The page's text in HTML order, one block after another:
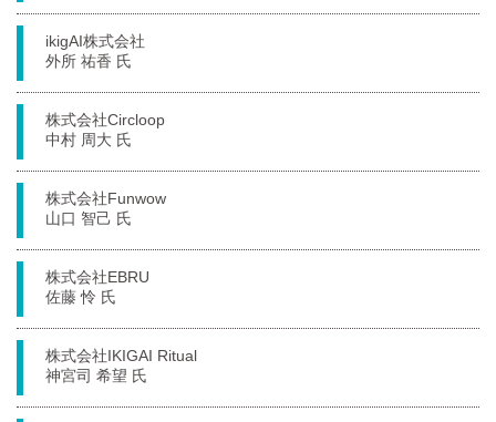
ikigAI株式会社
外所 祐香 氏
株式会社Circloop
中村 周大 氏
株式会社Funwow
山口 智己 氏
株式会社EBRU
佐藤 怜 氏
株式会社IKIGAI Ritual
神宮司 希望 氏